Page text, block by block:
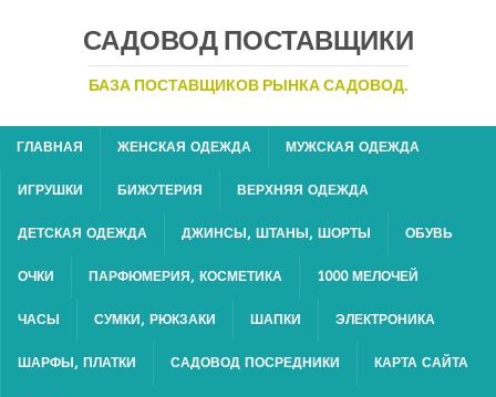
САДОВОД ПОСТАВЩИКИ
БАЗА ПОСТАВЩИКОВ РЫНКА САДОВОД.
ГЛАВНАЯ ЖЕНСКАЯ ОДЕЖДА МУЖСКАЯ ОДЕЖДА
ИГРУШКИ БИЖУТЕРИЯ ВЕРХНЯЯ ОДЕЖДА
ДЕТСКАЯ ОДЕЖДА ДЖИНСЫ, ШТАНЫ, ШОРТЫ ОБУВЬ
ОЧКИ ПАРФЮМЕРИЯ, КОСМЕТИКА 1000 МЕЛОЧЕЙ
ЧАСЫ СУМКИ, РЮКЗАКИ ШАПКИ ЭЛЕКТРОНИКА
ШАРФЫ, ПЛАТКИ САДОВОД ПОСРЕДНИКИ КАРТА САЙТА